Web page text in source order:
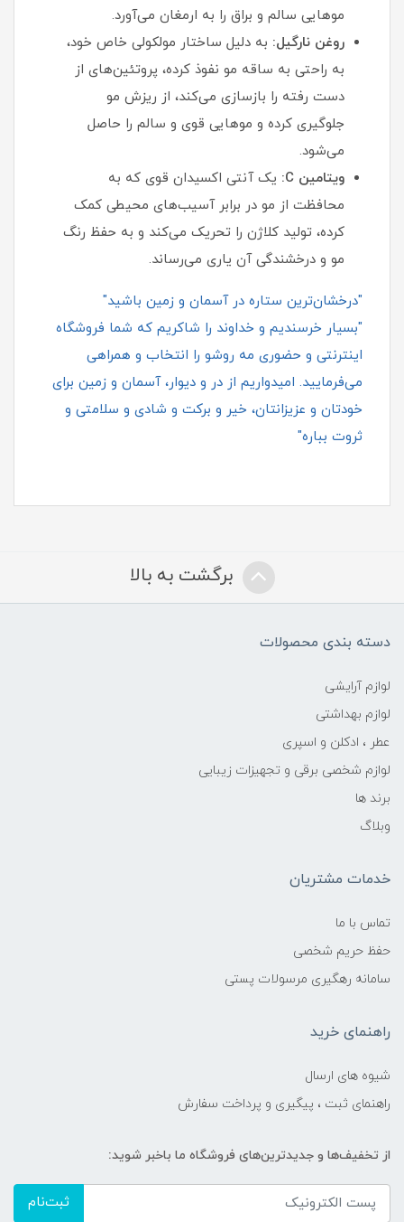
موهایی سالم و براق را به ارمغان می‌آورد.
روغن نارگیل: به دلیل ساختار مولکولی خاص خود،
به راحتی به ساقه مو نفوذ کرده، پروتئین‌های از
دست رفته را بازسازی می‌کند، از ریزش مو
جلوگیری کرده و موهایی قوی و سالم را حاصل
می‌شود.
ویتامین C:
یک آنتی‌ اکسیدان قوی که به
محافظت از مو در برابر آسیب‌های محیطی کمک
کرده، تولید کلاژن را تحریک می‌کند و به حفظ رنگ
مو و درخشندگی آن یاری می‌رساند.
"درخشان‌ترین ستاره در آسمان و زمین باشید"
"بسیار خرسندیم و خداوند را شاکریم که شما فروشگاه
اینترنتی و حضوری مه روشو را انتخاب و همراهی
می‌فرمایید. امیدواریم از در و دیوار، آسمان و زمین برای
خودتان و عزیزانتان، خیر و برکت و شادی و سلامتی و
ثروت بباره"
برگشت به بالا
دسته بندی محصولات
لوازم آرایشی
لوازم بهداشتی
عطر ، ادکلن و اسپری
لوازم شخصی برقی و تجهیزات زیبایی
برند ها
وبلاگ
خدمات مشتریان
تماس با ما
حفظ حریم شخصی
سامانه رهگیری مرسولات پستی
راهنمای خرید
شیوه های ارسال
راهنمای ثبت ، پیگیری و پرداخت سفارش
از تخفیف‌ها و جدیدترین‌های فروشگاه ما باخبر شوید:
ثبت‌نام